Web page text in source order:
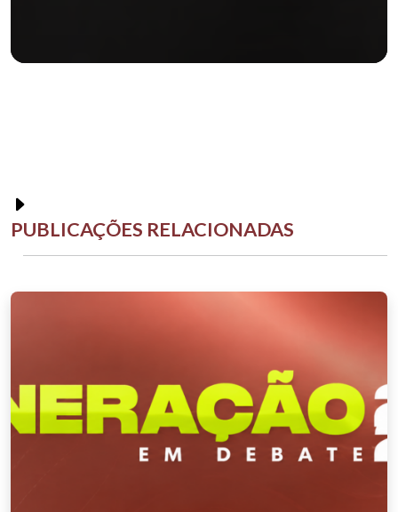
PUBLICAÇÕES RELACIONADAS